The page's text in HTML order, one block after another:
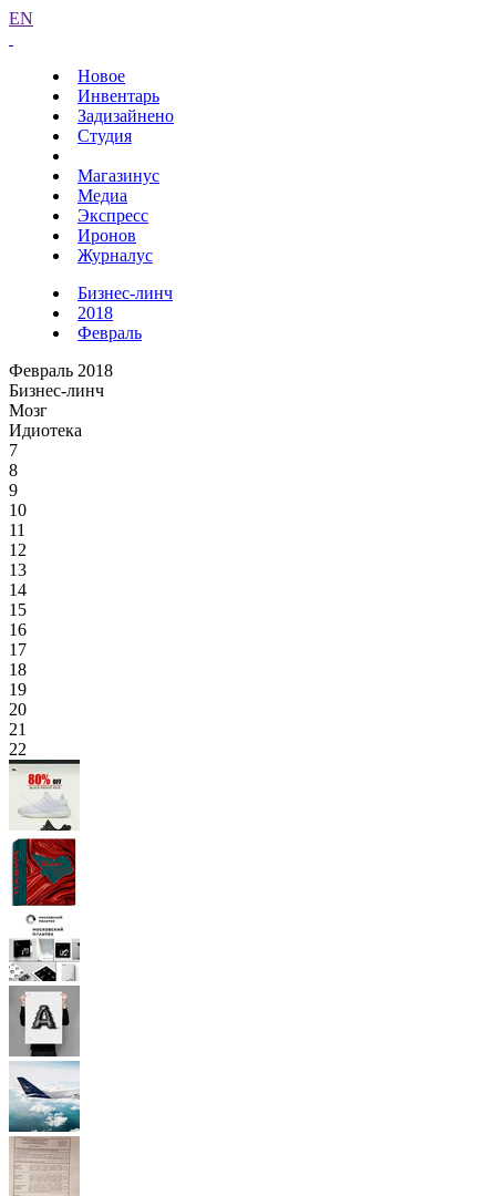
EN
Новое
Инвентарь
Задизайнено
Студия
Магазинус
Медиа
Экспресс
Иронов
Журналус
Бизнес-линч
2018
Февраль
Февраль 2018
Бизнес-линч
Мозг
Идиотека
7
8
9
10
11
12
13
14
15
16
17
18
19
20
21
22